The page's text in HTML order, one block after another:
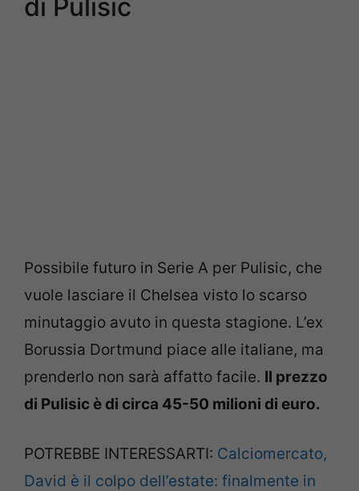
di Pulisic
Possibile futuro in Serie A per Pulisic, che
vuole lasciare il Chelsea visto lo scarso
minutaggio avuto in questa stagione. L’ex
Borussia Dortmund piace alle italiane, ma
prenderlo non sarà affatto facile. Il prezzo
di Pulisic è di circa 45-50 milioni di euro.
POTREBBE INTERESSARTI: Calciomercato,
David è il colpo dell’estate: finalmente in